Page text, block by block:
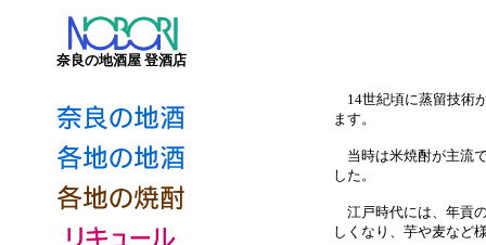
奈良の地酒屋 登酒店
14世紀頃に蒸留技術
ます。
当時は米焼酎が主流
した。
江戸時代には、年貢
しくなり、芋や麦など